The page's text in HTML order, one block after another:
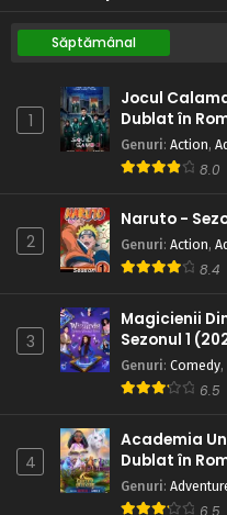
Săptămânal
1
Jocul
Dublat în
Genuri: Action,
8.0
2
Naruto -
Genuri: Action,
8.4
3
Magicienii
Sezonul 1
Genuri: Comedy,
6.5
4
Academia
Dublat în
Genuri: